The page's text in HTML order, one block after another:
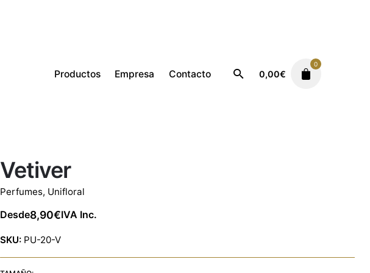
Productos Empresa Contacto 0,00€
0
Vetiver
Perfumes, Unifloral
Desde8,90€IVA Inc.
SKU: PU-20-V